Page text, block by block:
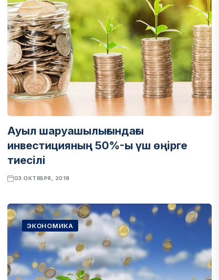
Ауыл шаруашылығындағы
инвестицияның 50%-ы үш өңірге
тиесілі
03 ОКТЯБРЯ, 2019
ЭКОНОМИКА